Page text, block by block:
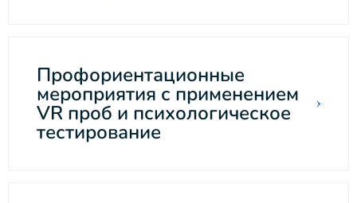
Профориентационные
мероприятия с применением
VR проб и психологическое
тестирование